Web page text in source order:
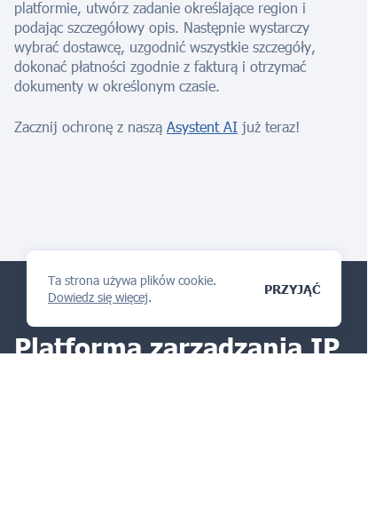
Ta strona używa plików cookie.
Dowiedz się więcej.
PRZYJĄĆ
platformie, utwórz zadanie określające region i
podając szczegółowy opis. Następnie wystarczy
wybrać dostawcę, uzgodnić wszystkie szczegóły,
dokonać płatności zgodnie z fakturą i otrzymać
dokumenty w określonym czasie.
Zacznij ochronę z naszą Asystent AI już teraz!
Platforma zarządzania IP